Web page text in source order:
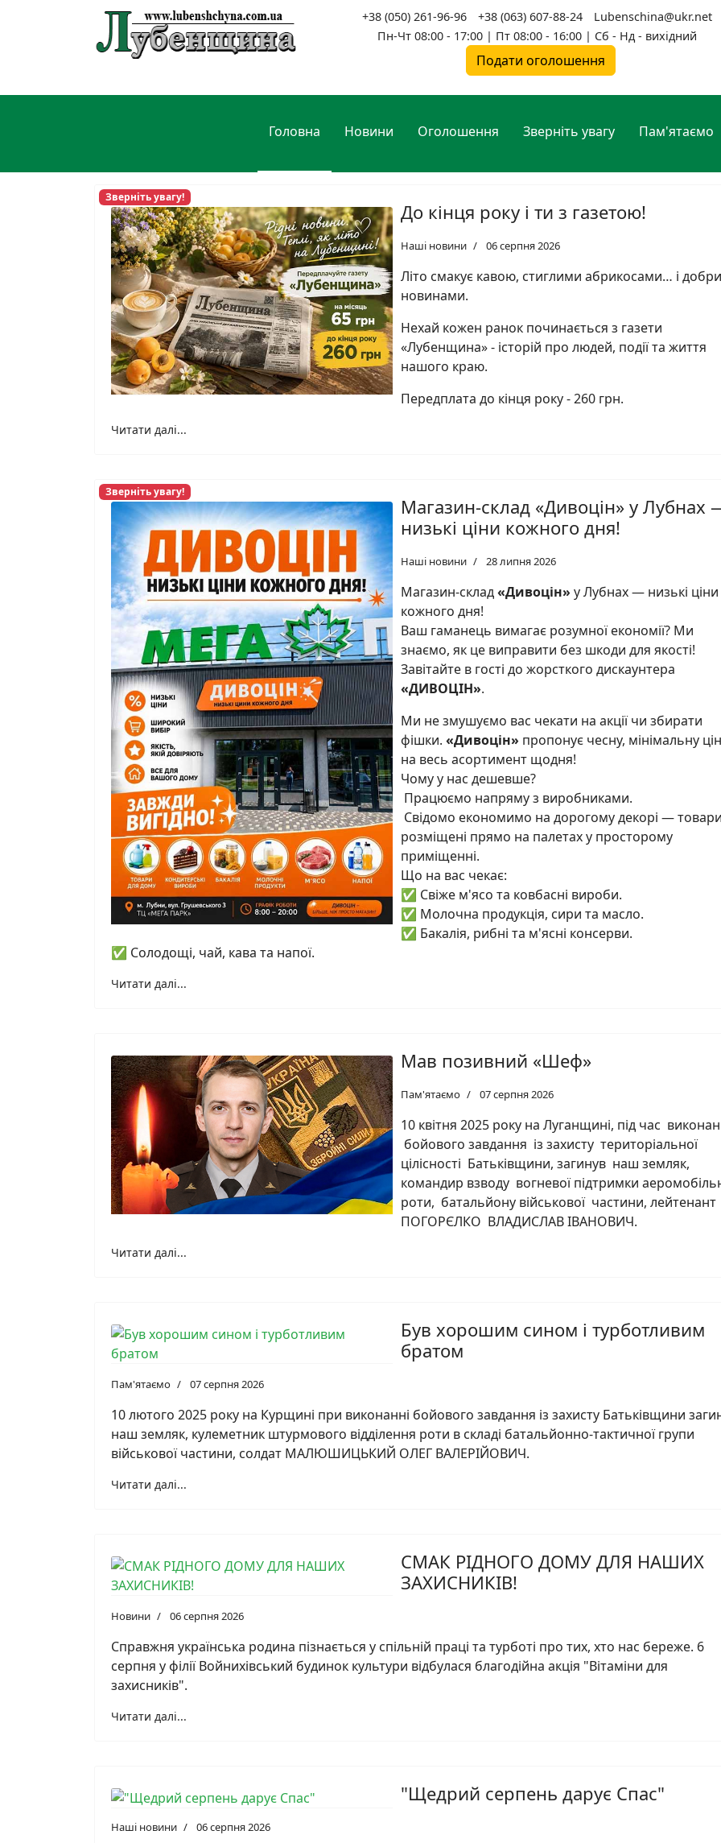
+38 (050) 261-96-96 +38 (063) 607-88-24
Lubenschina@ukr.net
Пн-Чт 08:00 - 17:00 | Пт 08:00 - 16:00 | Сб - Нд - вихідний
Подати оголошення
Головна Новини Оголошення Зверніть увагу Пам'ятаємо
Зверніть увагу!
До кінця року і ти з газетою!
Наші новини 06 серпня 2026
Літо смакує кавою, стиглими абрикосами… і
новинами.
Нехай кожен ранок починається з газети
«Лубенщина» - історій про людей, події та життя
нашого краю.
Передплата до кінця року - 260 грн.
Читати далі...
Зверніть увагу!
Магазин-склад «Дивоцін» у Лубнах
низькі ціни кожного дня!
Наші новини 28 липня 2026
Магазин-склад«Дивоцін» у Лубнах — низькі ціни
кожного дня!
Ваш гаманець вимагає розумної економії? Ми
знаємо, як це виправити без шкоди для якості!
Завітайте в гості до жорсткого дискаунтера
«ДИВОЦІН».
Ми не змушуємо вас чекати на акції чи збирати
фішки. «Дивоцін» пропонує чесну, мінімальну
на весь асортимент щодня!
Чому у нас дешевше?
Працюємо напряму з виробниками.
Свідомо економимо на дорогому декорі —
розміщені прямо на палетах у просторому
приміщенні.
Що на вас чекає:
✅ Свіже м'ясо та ковбасні вироби.
✅ Молочна продукція, сири та масло.
✅ Бакалія, рибні та м'ясні консерви.
✅ Солодощі, чай, кава та напої.
Читати далі...
Мав позивний «Шеф»
Пам'ятаємо 07 серпня 2026
10 квітня 2025 року на Луганщині, під час
бойового завдання із захисту територіальної
цілісності Батьківщини, загинув наш земляк,
командир взводу вогневої підтримки
роти, батальйону військової частини, лейтенант
ПОГОРЄЛКО ВЛАДИСЛАВ ІВАНОВИЧ.
Читати далі...
Був хорошим сином і турботливим
братом
Пам'ятаємо 07 серпня 2026
10 лютого 2025 року на Курщині при виконанні бойового завдання із захисту Батьківщини
наш земляк, кулеметник штурмового відділення роти в складі батальйонно-тактичної групи
військової частини, солдат МАЛЮШИЦЬКИЙ ОЛЕГ ВАЛЕРІЙОВИЧ.
Читати далі...
СМАК РІДНОГО ДОМУ ДЛЯ НАШИХ
ЗАХИСНИКІВ!
Новини 06 серпня 2026
Справжня українська родина пізнається у спільній праці та турботі про тих, хто нас береже. 6
серпня у філії Войнихівський будинок культури відбулася благодійна акція "Вітаміни для
захисників".
Читати далі...
"Щедрий серпень дарує Спас"
Наші новини 06 серпня 2026